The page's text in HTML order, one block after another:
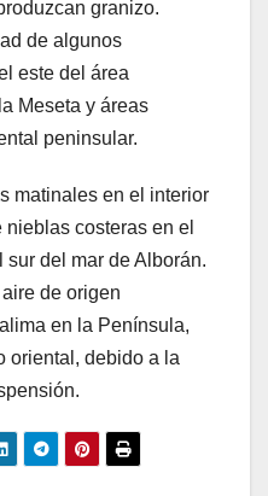
granizo.
de algunos
este del área
Meseta y áreas
peninsular.
matinales en el interior
costeras en el
del mar de Alborán.
de origen
en la Península,
oriental, debido a la